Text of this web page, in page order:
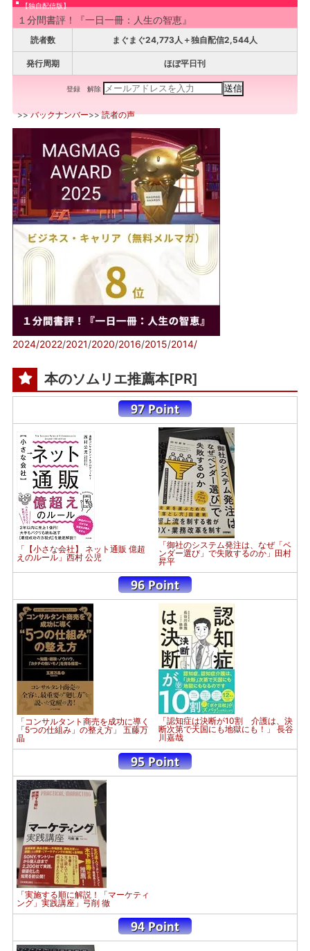
【独自配信版】
１分間書評！『一日一冊：人生の智恵』
読者数 まぐまぐ24,773人＋独自配信2,544人
発行周期 ほぼ平日刊
登録 解除
>>バックナンバー>>読者の声
2024/2022/2021/2020/2016/2015/2014/
本のソムリエ推薦本[PR]
「【小さな会社】 ネット通販 億超
えのルール」西村 公児
「御社のシステム発注は、なぜ「ベ
ンダー選び」で失敗するのか」田村
昇平
「コンサルタント商売を成功に導く
「5つの仕組み」の整え方」 五藤万
晶
「認知症は決断が10割 介護は、決
断次第で天国にも地獄にも！」 長谷
川嘉哉
「実施する順に解説！「マーケティ
ング」実践講座」弓削 徹